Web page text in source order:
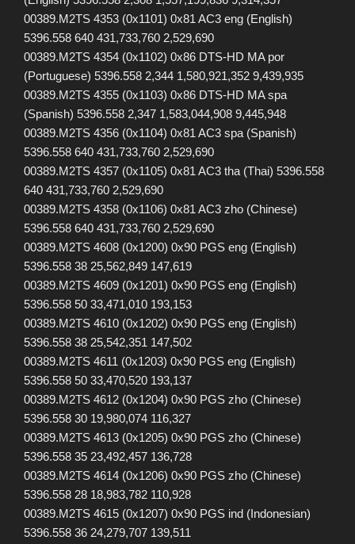
00389.M2TS 4353 (0x1101) 0x81 AC3 eng (English)
5396.558 640 431,733,760 2,529,690
00389.M2TS 4354 (0x1102) 0x86 DTS-HD MA por
(Portuguese) 5396.558 2,344 1,580,921,352 9,439,935
00389.M2TS 4355 (0x1103) 0x86 DTS-HD MA spa
(Spanish) 5396.558 2,347 1,583,044,908 9,445,948
00389.M2TS 4356 (0x1104) 0x81 AC3 spa (Spanish)
5396.558 640 431,733,760 2,529,690
00389.M2TS 4357 (0x1105) 0x81 AC3 tha (Thai) 5396.558
640 431,733,760 2,529,690
00389.M2TS 4358 (0x1106) 0x81 AC3 zho (Chinese)
5396.558 640 431,733,760 2,529,690
00389.M2TS 4608 (0x1200) 0x90 PGS eng (English)
5396.558 38 25,562,849 147,619
00389.M2TS 4609 (0x1201) 0x90 PGS eng (English)
5396.558 50 33,471,010 193,153
00389.M2TS 4610 (0x1202) 0x90 PGS eng (English)
5396.558 38 25,542,351 147,502
00389.M2TS 4611 (0x1203) 0x90 PGS eng (English)
5396.558 50 33,470,520 193,137
00389.M2TS 4612 (0x1204) 0x90 PGS zho (Chinese)
5396.558 30 19,980,074 116,327
00389.M2TS 4613 (0x1205) 0x90 PGS zho (Chinese)
5396.558 35 23,492,457 136,728
00389.M2TS 4614 (0x1206) 0x90 PGS zho (Chinese)
5396.558 28 18,983,782 110,928
00389.M2TS 4615 (0x1207) 0x90 PGS ind (Indonesian)
5396.558 36 24,279,707 139,511